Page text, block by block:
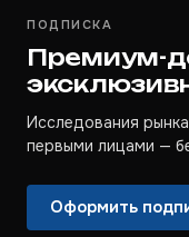
ПОДПИСКА
Премиум-
Исследования
первыми лицами —
Оформить